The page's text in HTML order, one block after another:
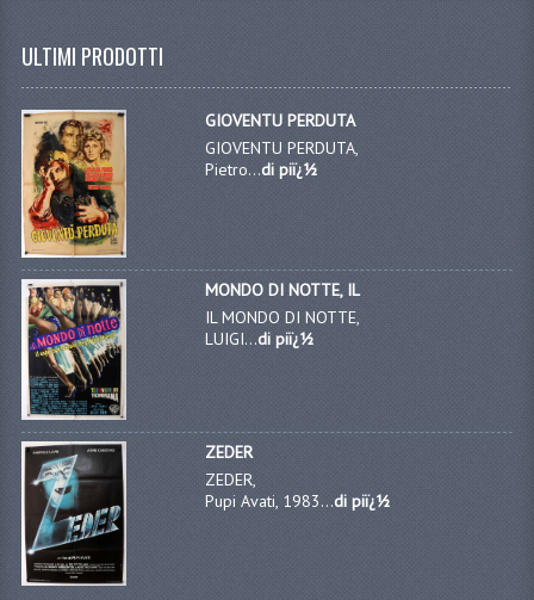
ULTIMI PRODOTTI
GIOVENTU PERDUTA
GIOVENTU PERDUTA,
Pietro...di piï¿½
MONDO DI NOTTE, IL
IL MONDO DI NOTTE,
LUIGI...di piï¿½
ZEDER
ZEDER,
Pupi Avati, 1983...di piï¿½